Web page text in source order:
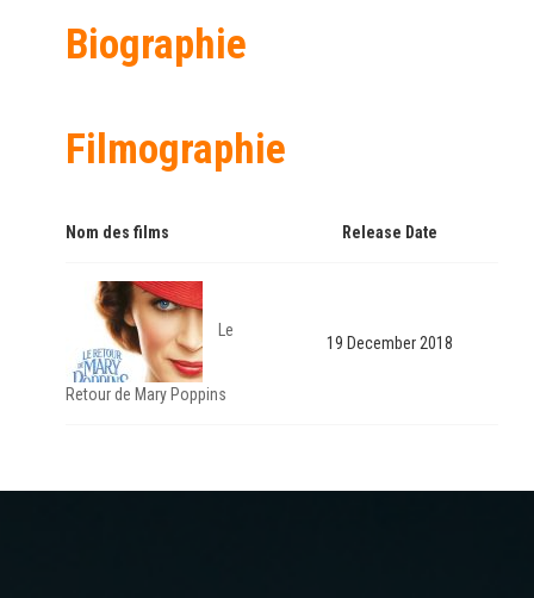
Biographie
Filmographie
Nom des films Release Date
Le
Retour de Mary Poppins
19 December 2018